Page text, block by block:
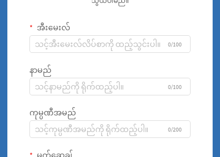
အီးမေးလ်
0/100
နာမည်
0/100
ကုမ္ပဏီအမည်
0/200
မက်ဆေ့ချ်